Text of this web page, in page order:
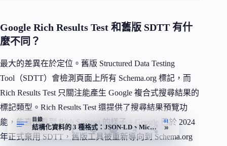
Google Rich Results Test 和舊版 SDTT 有什
麼不同？
最大的差異在於定位。舊版 Structured Data Testing
Tool（SDTT）會檢測頁面上所有 Schema.org 標記，而
Rich Results Test 只關注能產生 Google 複合式搜尋結果的
標記類型。Rich Results Test 還提供了搜尋結果預覽功
能，能直接看到 Rich Snippet 的樣子。Google 已於 2024
年正式棄用 SDTT，舊版工具被重新導向到 Schema.org
目錄
結構化資料的 3 種格式：JSON-LD、Microdata 與 RDFa
01
30